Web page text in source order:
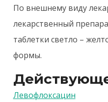
По внешнему виду
лекарственный
таблетки светло –
формы.
Левофлоксацин